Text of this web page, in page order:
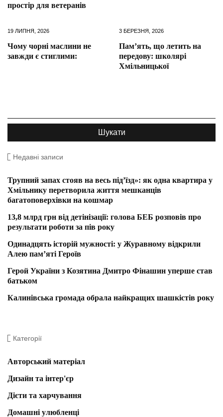
простір для ветеранів
19 ЛИПНЯ, 2026
Чому чорні маслини не
завжди є стиглими:
3 БЕРЕЗНЯ, 2026
Пам’ять, що летить на
передову: школярі
Хмільницької
Недавні записи
Трупний запах стояв на весь під’їзд»: як одна квартира у
Хмільнику перетворила життя мешканців
багатоповерхівки на кошмар
13,8 млрд грн від детінізації: голова БЕБ розповів про
результати роботи за пів року
Одинадцять історій мужності: у Журавному відкрили
Алею пам’яті Героїв
Герой України з Козятина Дмитро Фінашин уперше став
батьком
Калинівська громада обрала найкращих шашкістів року
Категорії
Авторський матеріал
Дизайн та інтер'єр
Дієти та харчування
Домашні улюбленці